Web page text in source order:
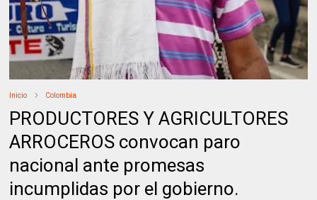
Inicio Colombia
PRODUCTORES Y AGRICULTORES
ARROCEROS convocan paro
nacional ante promesas
incumplidas por el gobierno.